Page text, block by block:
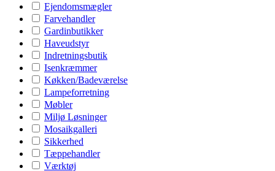
Ejendomsmægler
Farvehandler
Gardinbutikker
Haveudstyr
Indretningsbutik
Isenkræmmer
Køkken/Badeværelse
Lampeforretning
Møbler
Miljø Løsninger
Mosaikgalleri
Sikkerhed
Tæppehandler
Værktøj